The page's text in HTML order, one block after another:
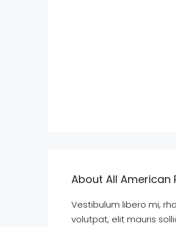
About All American
Vestibulum libero mi,
volutpat, elit mauris